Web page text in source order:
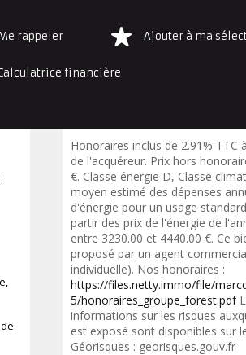
rappeler Ajouter à ma
financière
Honoraires inclus de 2.91% TTC
de l'acquéreur. Prix hors
€. Classe énergie D, Classe
moyen estimé des dépenses
d'énergie pour un usage
partir des prix de l'énergie de
entre 3230.00 et 4440.00 €. Ce
proposé par un agent
individuelle). Nos honoraires :
https://files.netty.immo/file/
5/honoraires_groupe_forest.pdf
informations sur les risques
est exposé sont disponibles sur
Géorisques : georisques.gouv.fr